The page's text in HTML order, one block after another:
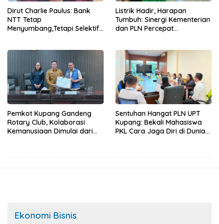
Dirut Charlie Paulus: Bank
NTT Tetap
Menyumbang,Tetapi Selektif
Listrik Hadir, Harapan
Tumbuh: Sinergi Kementerian
dan PLN Percepat
Pemkot Kupang Gandeng
Rotary Club, Kolaborasi
Kemanusiaan Dimulai dari
Sentuhan Hangat PLN UPT
Kupang: Bekali Mahasiswa
PKL Cara Jaga Diri di Dunia
Ekonomi Bisnis